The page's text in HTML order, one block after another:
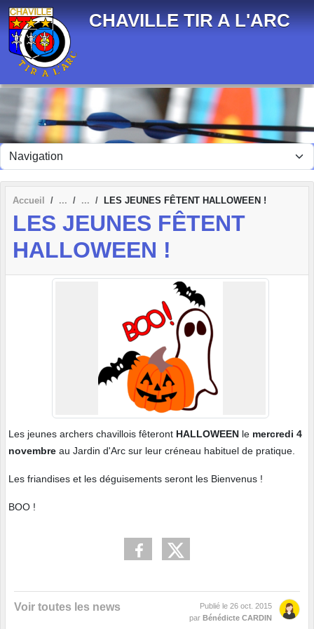
CHAVILLE TIR A L'ARC
Accueil LES JEUNES FÊTENT HALLOWEEN !
LES JEUNES FÊTENT
HALLOWEEN !
Les jeunes archers chavillois fêteront HALLOWEEN le mercredi 4
novembre au Jardin d'Arc sur leur créneau habituel de pratique.
Les friandises et les déguisements seront les Bienvenus !
BOO !
Voir toutes les news Publié le 26 oct. 2015
par Bénédicte CARDIN
Panneau de gestion des cookies